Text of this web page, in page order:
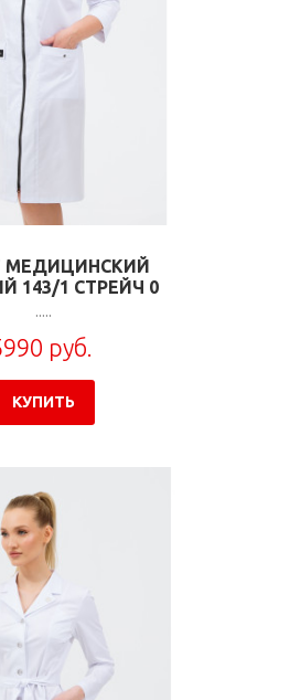
МЕДИЦИНСКИЙ
143/1 СТРЕЙЧ 0
.....
руб.
КУПИТЬ